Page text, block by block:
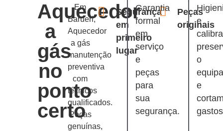
Aquecedor
a
gás
no
ponto
certo
Em
Barueri,
Aquecedor
a gás
manutenção
preventiva
com
técnicos
qualificados.
Peças
genuínas,
Segurança
em
primeiro
lugar
Peças
originais
Garantia
formal
em
serviço
e
peças
para
sua
segurança.
e
o
e